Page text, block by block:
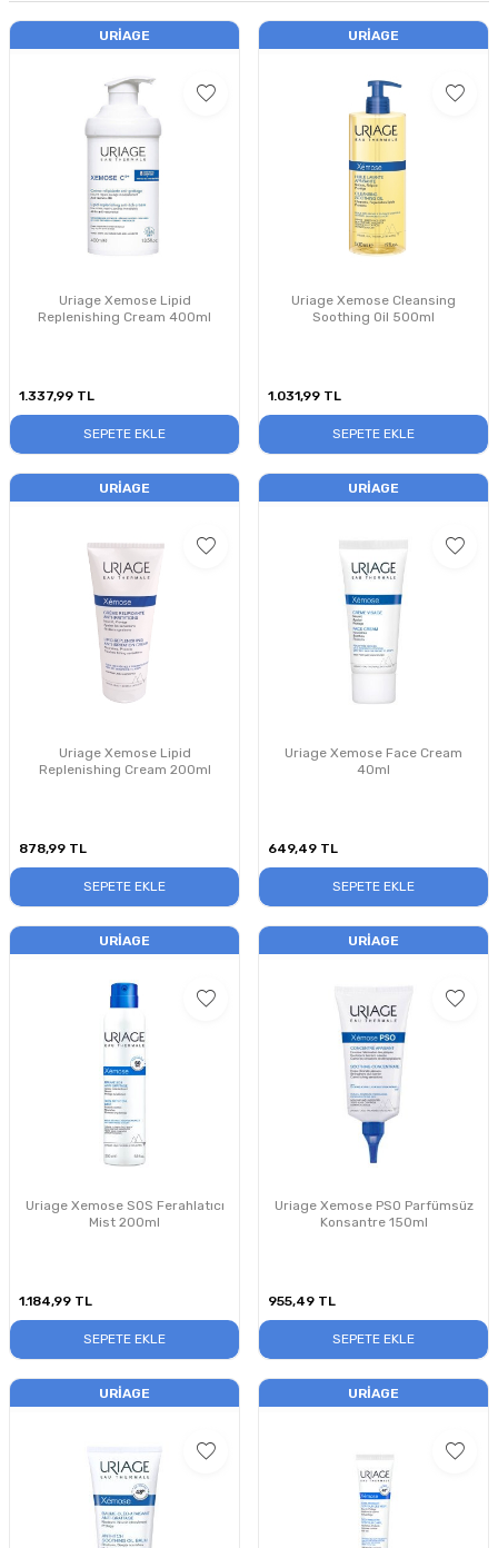
URIAGE
Uriage Xemose Lipid
Replenishing Cream 400ml
1.337,99 TL
SEPETE EKLE
URIAGE
Uriage Xemose Cleansing
Soothing Oil 500ml
1.031,99 TL
SEPETE EKLE
URIAGE
Uriage Xemose Lipid
Replenishing Cream 200ml
878,99 TL
SEPETE EKLE
URIAGE
Uriage Xemose Face Cream
40ml
649,49 TL
SEPETE EKLE
URIAGE
Uriage Xemose SOS Ferahlatıcı
Mist 200ml
1.184,99 TL
SEPETE EKLE
URIAGE
Uriage Xemose PSO Parfümsüz
Konsantre 150ml
955,49 TL
SEPETE EKLE
URIAGE URIAGE